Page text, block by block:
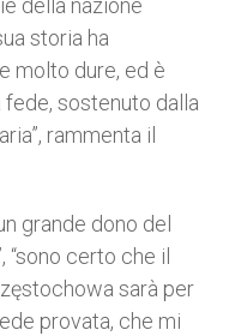
della nazione
storia ha
molto dure, ed è
sostenuto dalla
rammenta il
grande dono del
“sono certo che il
sarà per
provata, che mi